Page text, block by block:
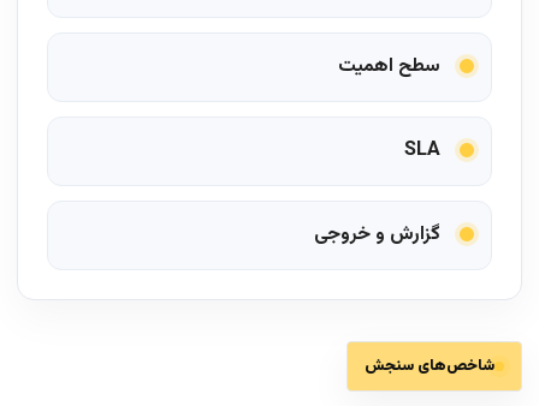
سطح اهمیت
SLA
گزارش و خروجی
شاخص‌های سنجش